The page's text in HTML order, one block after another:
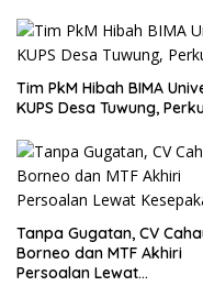
Tim PkM Hibah BIMA
KUPS Desa Tuwung,
Tanpa Gugatan, CV
Borneo dan MTF Akhiri
Persoalan Lewat